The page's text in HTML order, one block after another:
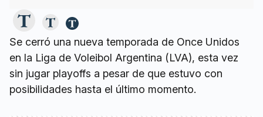
Se cerró una nueva temporada de Once Unidos
en la Liga de Voleibol Argentina (LVA), esta vez
sin jugar playoffs a pesar de que estuvo con
posibilidades hasta el último momento.